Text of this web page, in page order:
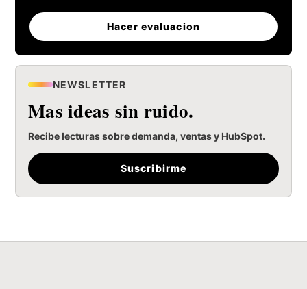
Hacer evaluacion
NEWSLETTER
Mas ideas sin ruido.
Recibe lecturas sobre demanda, ventas y HubSpot.
Suscribirme